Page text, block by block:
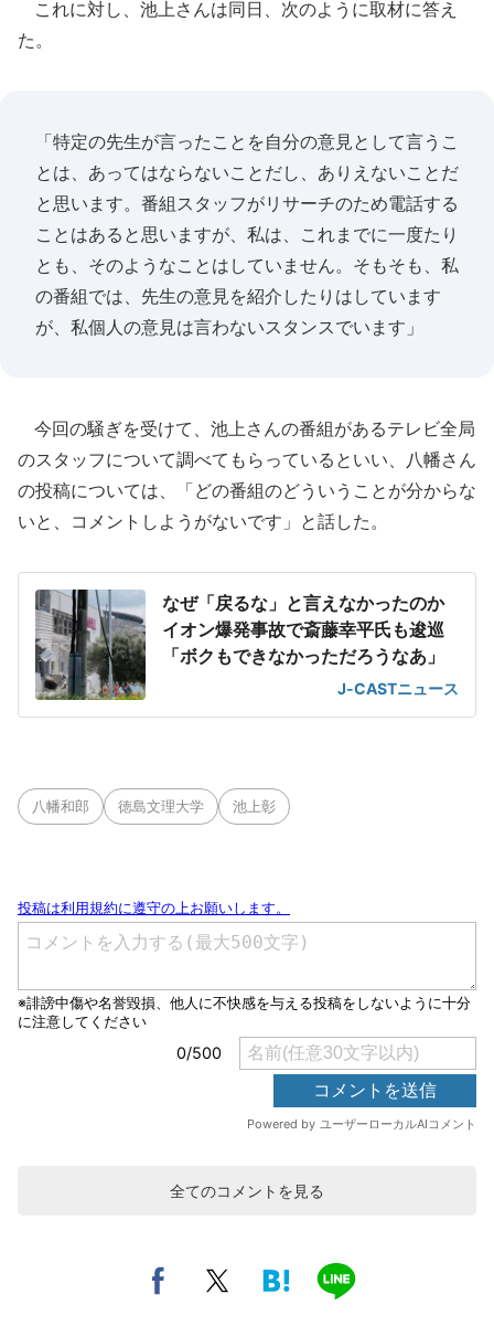
これに対し、池上さんは同日、次のように取材に答え
た。
「特定の先生が言ったことを自分の意見として言うこ
とは、あってはならないことだし、ありえないことだ
と思います。番組スタッフがリサーチのため電話する
ことはあると思いますが、私は、これまでに一度たり
とも、そのようなことはしていません。そもそも、私
の番組では、先生の意見を紹介したりはしています
が、私個人の意見は言わないスタンスでいます」
今回の騒ぎを受けて、池上さんの番組があるテレビ全局
のスタッフについて調べてもらっているといい、八幡さん
の投稿については、「どの番組のどういうことが分からな
いと、コメントしようがないです」と話した。
なぜ「戻るな」と言えなかったのか
イオン爆発事故で斎藤幸平氏も逡巡
「ボクもできなかっただろうなあ」
J-CASTニュース
八幡和郎 徳島文理大学 池上彰
全てのコメントを見る